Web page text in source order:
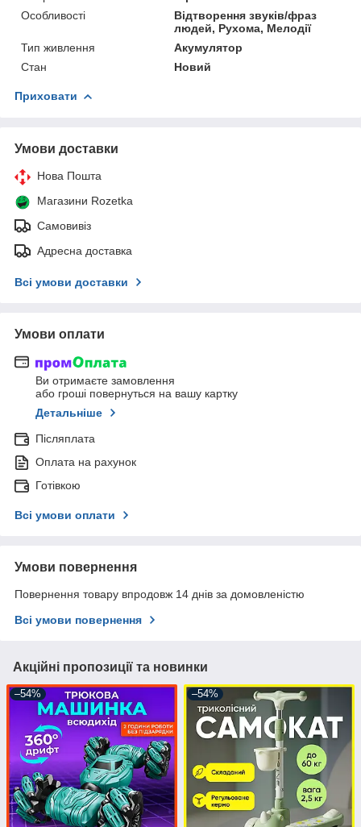
Особливості
Відтворення звуків/фраз
людей, Рухома, Мелодії
Тип живлення
Акумулятор
Стан
Новий
Приховати
Умови доставки
Нова Пошта
Магазини Rozetka
Самовивіз
Адресна доставка
Всі умови доставки
Умови оплати
Ви отримаєте замовлення
або гроші повернуться на вашу картку
Детальніше
Післяплата
Оплата на рахунок
Готівкою
Всі умови оплати
Умови повернення
Повернення товару впродовж 14 днів за домовленістю
Всі умови повернення
Акційні пропозиції та новинки
–54% –54%